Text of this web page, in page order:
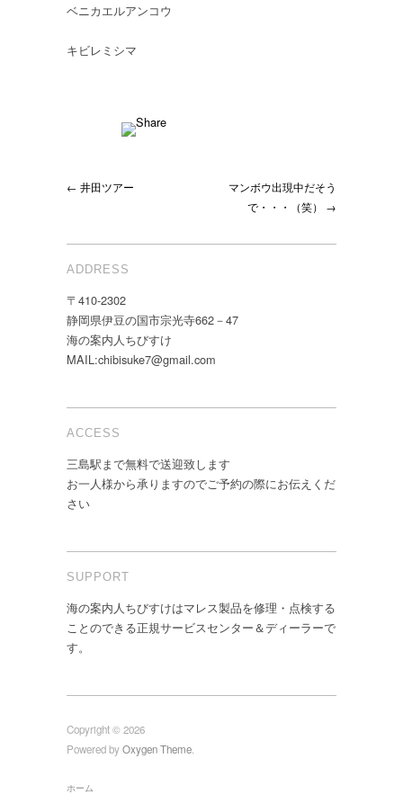
ベニカエルアンコウ
キビレミシマ
← 井田ツアー
マンボウ出現中だそう
で・・・（笑） →
ADDRESS
〒410-2302
静岡県伊豆の国市宗光寺662－47
海の案内人ちびすけ
MAIL:chibisuke7@gmail.com
ACCESS
三島駅まで無料で送迎致します
お一人様から承りますのでご予約の際にお伝えくだ
さい
SUPPORT
海の案内人ちびすけはマレス製品を修理・点検する
ことのできる正規サービスセンター＆ディーラーで
す。
Copyright © 2026
Powered byOxygen Theme.
ホーム